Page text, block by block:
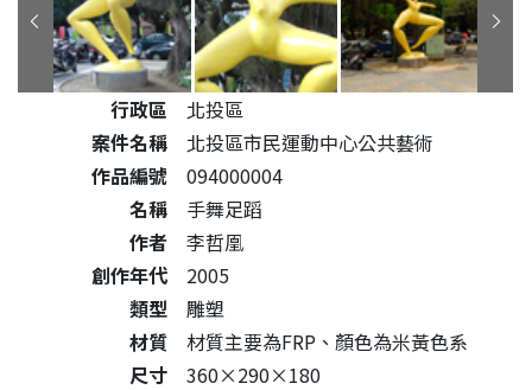
公共藝術作品詳細資料
行政區
北投區
案件名稱
北投區市民運動中心公共藝術
作品編號
094000004
名稱
手舞足蹈
作者
李哲凰
創作年代
2005
類型
雕塑
材質
材質主要為FRP、顏色為米黃色系
尺寸
360×290×180